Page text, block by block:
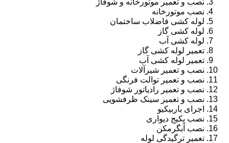
نصب موتورخانه
لوله کشی فاضلاب ساختمان
لوله کشی گاز
لوله کشی آب
تعمیر لوله کشی گاز
تعمیر لوله کشی آب
نصب و تعمیر شیرآلات
نصب و تعمیر توالت فرنگی
نصب و تعمیر رادیاتور شوفاژ
نصب و تعمیر سینک ظرفشویی
اجرای باربیکیو
نصب پکیج دیواری
نصب آبگرمکن
تعمیر ترگیدگی لوله